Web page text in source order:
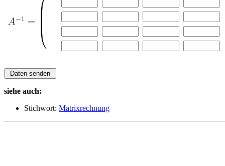
siehe auch:
Stichwort: Matrixrechnung